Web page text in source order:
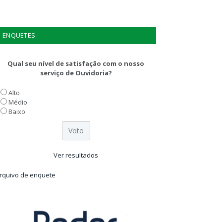
ENQUETES
Qual seu nível de satisfação com o nosso
serviço de Ouvidoria?
Alto
Médio
Baixo
Ver resultados
de enquete